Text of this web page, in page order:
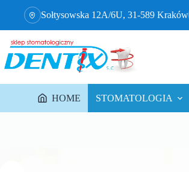
Sołtysowska 12A/6U, 31-589 Kraków
HOME STOMATOLOGIA